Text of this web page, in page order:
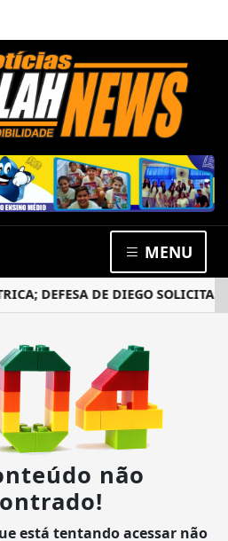
MENU
DEFESA DE DIEGO SOLICITA
não
está tentando acessar não